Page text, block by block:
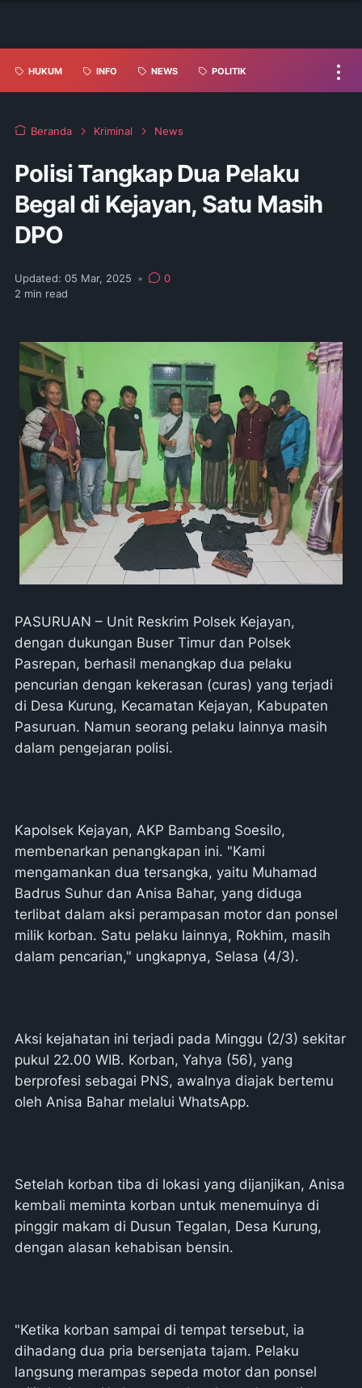
HUKUM INFO NEWS POLITIK
Beranda Kriminal News
Polisi Tangkap Dua Pelaku
Begal di Kejayan, Satu Masih
DPO
Updated: 05 Mar, 2025 •
0
2 min read
PASURUAN – Unit Reskrim Polsek Kejayan,
dengan dukungan Buser Timur dan Polsek
Pasrepan, berhasil menangkap dua pelaku
pencurian dengan kekerasan (curas) yang terjadi
di Desa Kurung, Kecamatan Kejayan, Kabupaten
Pasuruan. Namun seorang pelaku lainnya masih
dalam pengejaran polisi.
Kapolsek Kejayan, AKP Bambang Soesilo,
membenarkan penangkapan ini. "Kami
mengamankan dua tersangka, yaitu Muhamad
Badrus Suhur dan Anisa Bahar, yang diduga
terlibat dalam aksi perampasan motor dan ponsel
milik korban. Satu pelaku lainnya, Rokhim, masih
dalam pencarian," ungkapnya, Selasa (4/3).
Aksi kejahatan ini terjadi pada Minggu (2/3) sekitar
pukul 22.00 WIB. Korban, Yahya (56), yang
berprofesi sebagai PNS, awalnya diajak bertemu
oleh Anisa Bahar melalui WhatsApp.
Setelah korban tiba di lokasi yang dijanjikan, Anisa
kembali meminta korban untuk menemuinya di
pinggir makam di Dusun Tegalan, Desa Kurung,
dengan alasan kehabisan bensin.
"Ketika korban sampai di tempat tersebut, ia
dihadang dua pria bersenjata tajam. Pelaku
langsung merampas sepeda motor dan ponsel